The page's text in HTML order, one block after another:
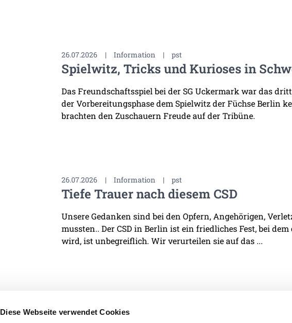
Diese Webseite verwendet Cookies
26.07.2026 | Information | pst
Spielwitz, Tricks und Kurioses in
Das Freundschaftsspiel bei der SG Uckermark war das
der Vorbereitungsphase dem Spielwitz der Füchse Berlin
brachten den Zuschauern Freude auf der Tribüne.
26.07.2026 | Information | pst
Tiefe Trauer nach diesem CSD
Unsere Gedanken sind bei den Opfern, Angehörigen,
mussten.. Der CSD in Berlin ist ein friedliches Fest, bei
wird, ist unbegreiflich. Wir verurteilen sie auf das ...